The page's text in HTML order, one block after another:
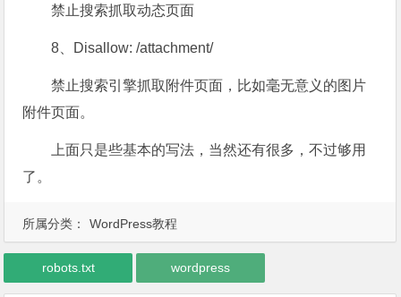
禁止搜索抓取动态页面
8、Disallow: /attachment/
禁止搜索引擎抓取附件页面，比如毫无意义的图片
附件页面。
上面只是些基本的写法，当然还有很多，不过够用
了。
所属分类： WordPress教程
robots.txt wordpress